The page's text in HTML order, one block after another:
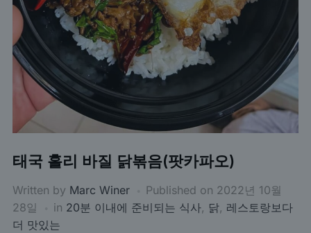
태국 홀리 바질 닭볶음(팟카파오)
Written by Marc Winer Published on 2022년 10월
28일
in 20분 이내에 준비되는 식사, 닭, 레스토랑보다
더 맛있는